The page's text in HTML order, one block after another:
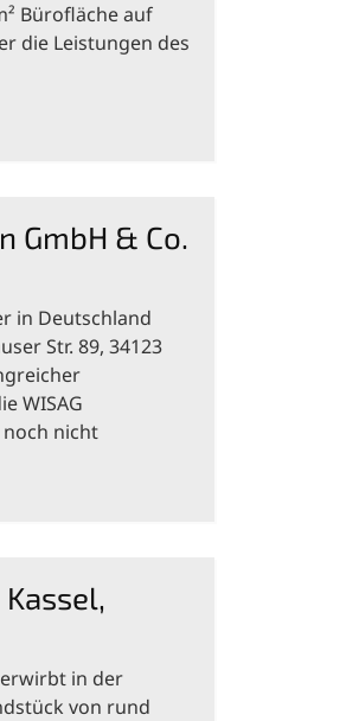
Bürofläche auf
die Leistungen des
GmbH & Co.
in Deutschland
Str. 89, 34123
WISAG
nicht
in der
von rund